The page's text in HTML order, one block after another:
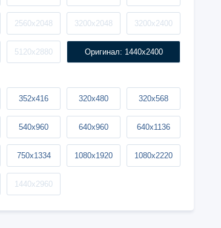
2560x2048 3200x2048 3200x2400
5120x2880 Оригинал: 1440x2400
352x416 320x480 320x568
540x960 640x960 640x1136
750x1334 1080x1920 1080x2220
1440x2960